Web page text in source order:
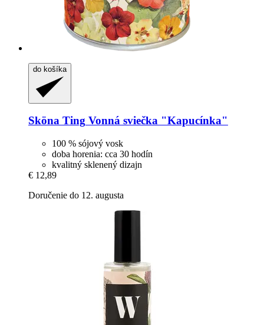
do košíka
Sköna Ting Vonná sviečka "Kapucínka"
100 % sójový vosk
doba horenia: cca 30 hodín
kvalitný sklenený dizajn
€ 12,89
Doručenie do 12. augusta